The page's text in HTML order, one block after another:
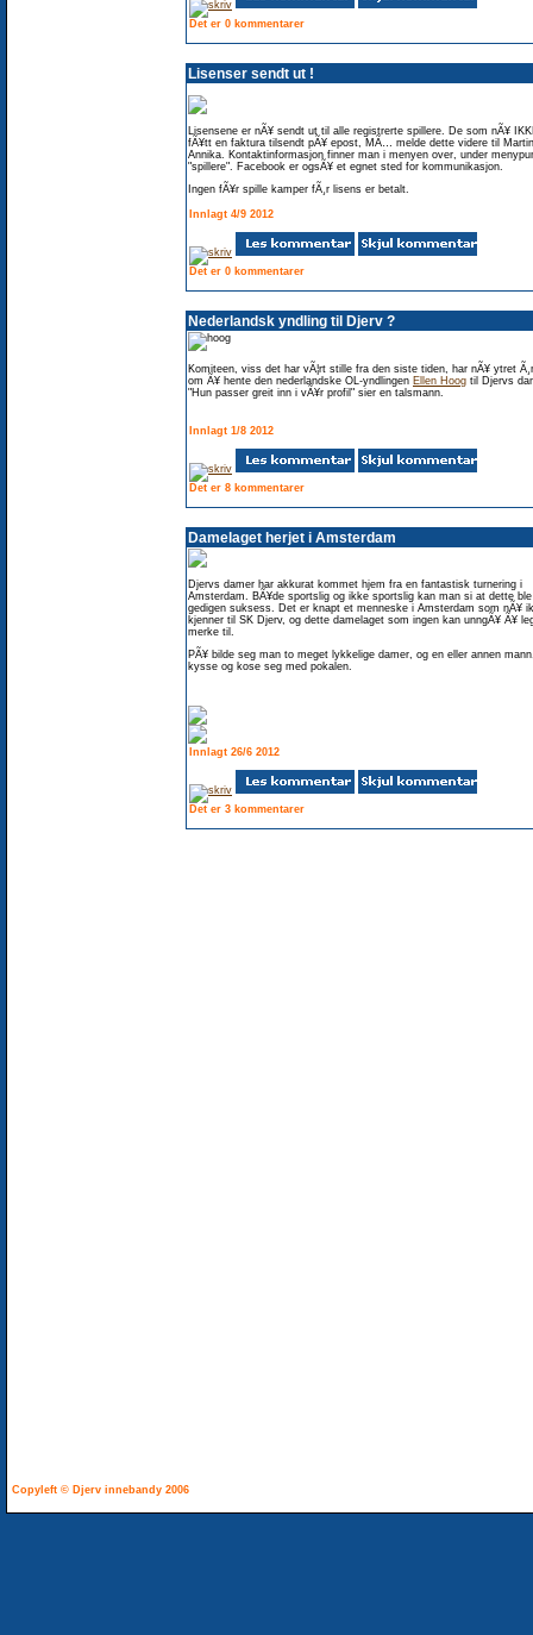
Det er 0 kommentarer
Lisenser sendt ut !
Lisensene er nÃ¥ sendt ut til alle registrerte spillere. De som nÃ¥
fÃ¥tt en faktura tilsendt pÃ¥ epost, MÃ… melde dette videre til
Annika. Kontaktinformasjon finner man i menyen over, under
"spillere". Facebook er ogsÃ¥ et egnet sted for kommunikasjon.
Ingen fÃ¥r spille kamper fÃ¸r lisens er betalt.
Innlagt 4/9 2012
Det er 0 kommentarer
Nederlandsk yndling til Djerv ?
Komiteen, viss det har vÃ¦rt stille fra den siste tiden, har nÃ¥ ytret
om Ã¥ hente den nederlandske OL-yndlingen Ellen Hoog til Djervs
"Hun passer greit inn i vÃ¥r profil" sier en talsmann.
Innlagt 1/8 2012
Det er 8 kommentarer
Damelaget herjet i Amsterdam
Djervs damer har akkurat kommet hjem fra en fantastisk turnering i
Amsterdam. BÃ¥de sportslig og ikke sportslig kan man si at dette
gedigen suksess. Det er knapt et menneske i Amsterdam som nÃ¥
kjenner til SK Djerv, og dette damelaget som ingen kan unngÃ¥ Ã¥
merke til.
PÃ¥ bilde seg man to meget lykkelige damer, og en eller annen
kysse og kose seg med pokalen.
Innlagt 26/6 2012
Det er 3 kommentarer
Copyleft © Djerv innebandy 2006